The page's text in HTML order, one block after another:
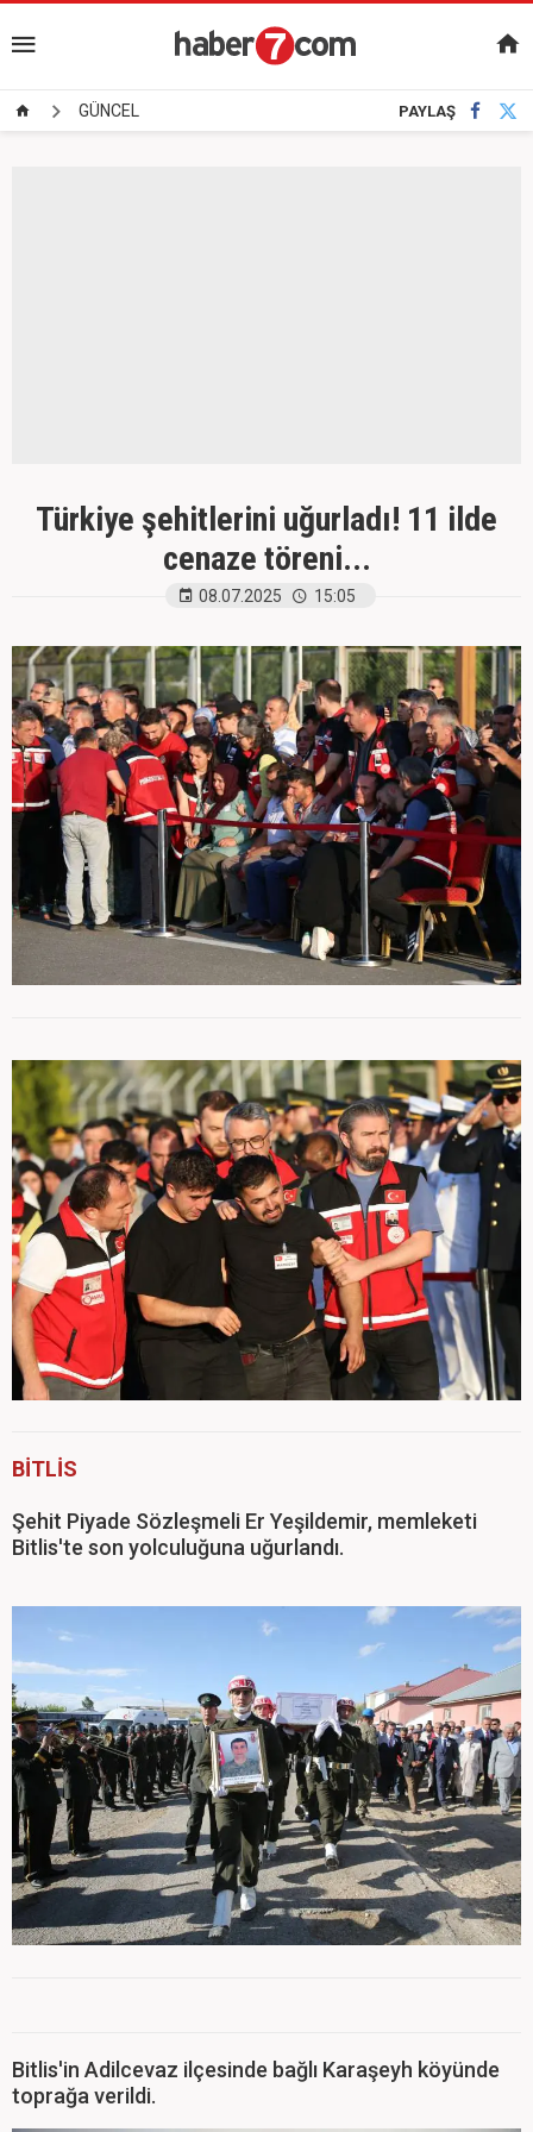
GÜNCEL PAYLAŞ
Türkiye şehitlerini uğurladı! 11 ilde
cenaze töreni...
08.07.2025 15:05
BİTLİS
Şehit Piyade Sözleşmeli Er Yeşildemir, memleketi
Bitlis'te son yolculuğuna uğurlandı.
Bitlis'in Adilcevaz ilçesinde bağlı Karaşeyh köyünde
toprağa verildi.